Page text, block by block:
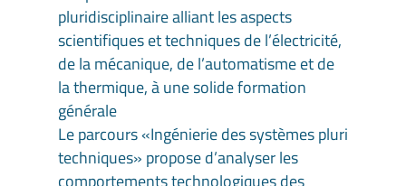
pluridisciplinaire alliant les aspects
scientifiques et techniques de l’électricité,
de la mécanique, de l’automatisme et de
la thermique, à une solide formation
générale
Le parcours «Ingénierie des systèmes pluri
techniques» propose d’analyser les
comportements technologiques des